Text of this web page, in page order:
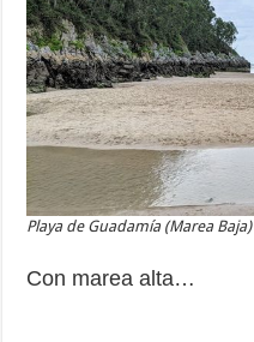
Playa de Guadamía (Marea Baja)
Con marea alta…